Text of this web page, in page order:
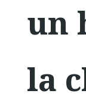
un
la